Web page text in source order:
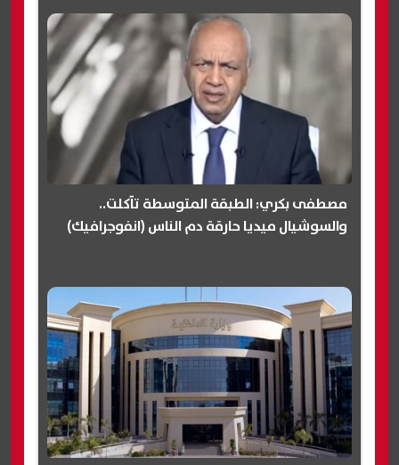
مصطفى بكري: الطبقة المتوسطة تآكلت..
والسوشيال ميديا حارقة دم الناس (انفوجرافيك)